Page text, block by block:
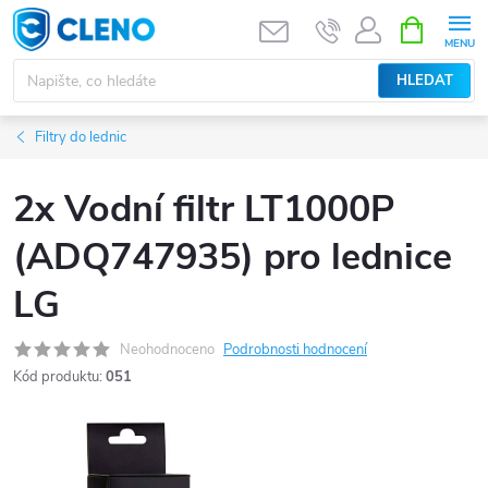
Přejít
na
obsah
HLEDAT
NÁKUPNÍ
KOŠÍK
Filtry do lednic
2x Vodní filtr LT1000P
(ADQ747935) pro lednice
LG
Neohodnoceno Podrobnosti hodnocení
Kód produktu: 051